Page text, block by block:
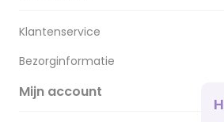
Klantenservice
Bezorginformatie
Mijn account